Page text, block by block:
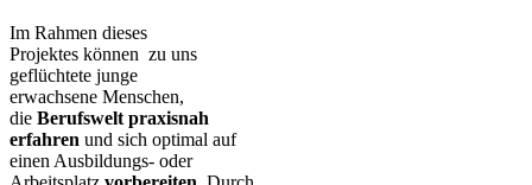
Im Rahmen dieses
Projektes können zu uns
geflüchtete junge
erwachsene Menschen,
die Berufswelt praxisnah
erfahren und sich optimal auf
einen Ausbildungs- oder